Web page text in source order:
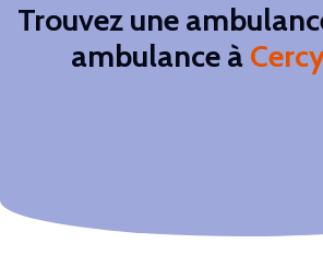
Trouvez une
ambulance à